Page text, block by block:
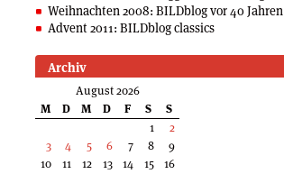
Weihnachten 2008: BILDblog vor 40 Jahren
Advent 2011: BILDblog classics
Archiv
August 2026
M
D M D F S
S
1
2
3
4 5 6 7 8
9
10
11 12 13 14 15
16